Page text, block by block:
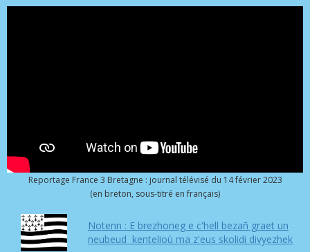
Reportage France 3 Bretagne : journal télévisé du 14 février 2023
(en breton, sous-titré en français)
Notenn : E brezhoneg e c'hell bezañ graet un
neubeud kentelioù ma z'eus skolidi divyezhek